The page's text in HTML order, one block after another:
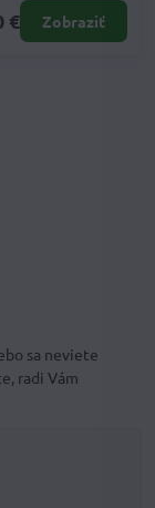
€ Zobraziť
sa neviete
radi Vám